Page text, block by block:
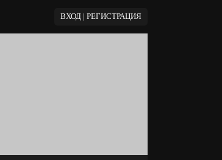
ВХОД | РЕГИСТРАЦИЯ